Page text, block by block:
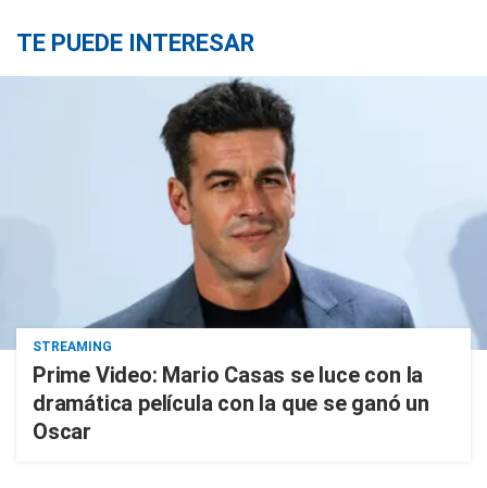
TE PUEDE INTERESAR
STREAMING
Prime Video: Mario Casas se luce con la
dramática película con la que se ganó un
Oscar